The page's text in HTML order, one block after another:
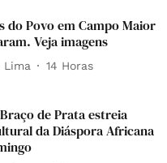
do Povo em Campo Maior
Veja imagens
Lima 14 Horas
de Prata estreia
da Diáspora Africana